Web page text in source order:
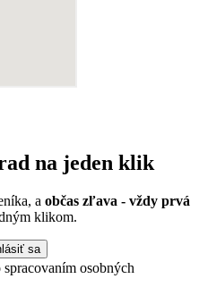
na jeden klik
a občas zľava - vždy prvá
klikom.
sa
osobných